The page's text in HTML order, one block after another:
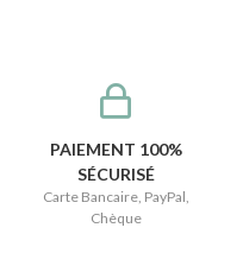
PAIEMENT 100%
SÉCURISÉ
Carte Bancaire, PayPal,
Chèque